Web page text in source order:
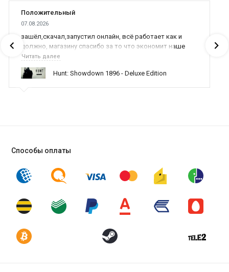
Положительный
07.08.2026
зашёл,скачал,запустил онлайн, всё работает как и
должно, магазину спасибо за то что экономит наше
время,нервы и деньги, ребята вы красава оказываете
поддержку населению и походу из всех только вы и
оказываете помощь
Читать далее
Hunt: Showdown 1896 - Deluxe Edition
Способы оплаты